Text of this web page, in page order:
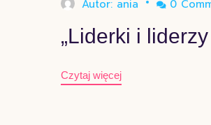
Autor: ania 0
„Liderki i
Czytaj więcej